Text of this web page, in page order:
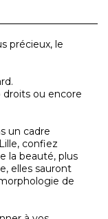
précieux, le
ou encore
un cadre
confiez
la beauté, plus
elles sauront
de